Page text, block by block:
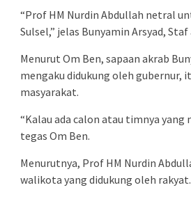
“Prof HM Nurdin Abdullah netral
Sulsel,” jelas Bunyamin Arsyad,
Menurut Om Ben, sapaan akrab
mengaku didukung oleh gubernur,
masyarakat.
“Kalau ada calon atau timnya
tegas Om Ben.
Menurutnya, Prof HM Nurdin
walikota yang didukung oleh rakyat.